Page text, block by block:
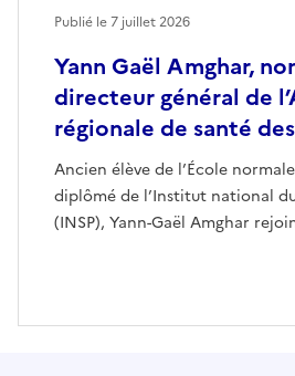
Yann Gaël Amghar,
directeur général de
régionale de santé
Ancien élève de l’École
diplômé de l’Institut national
(INSP), Yann-Gaël Amghar
Publié le7 juillet 2026